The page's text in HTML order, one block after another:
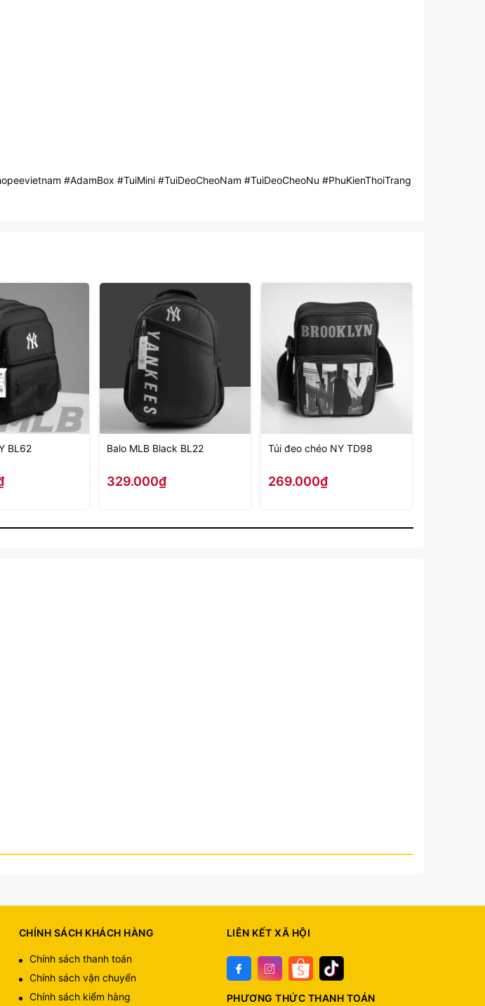
#AdamBox #TuiMini #TuiDeoCheoNam #TuiDeoCheoNu #PhuKienThoiTrang
BL62 Balo MLB Black BL22
329.000₫
Túi đeo chéo NY TD98
269.000₫
CHÍNH SÁCH KHÁCH HÀNG
Chính sách thanh toán
Chính sách vận chuyển
Chính sách kiểm hàng
LIÊN KẾT XÃ HỘI
PHƯƠNG THỨC THANH TOÁN